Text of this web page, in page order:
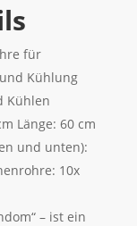
für
Kühlung
Kühlen
Länge: 60 cm
und unten):
10x
– ist ein